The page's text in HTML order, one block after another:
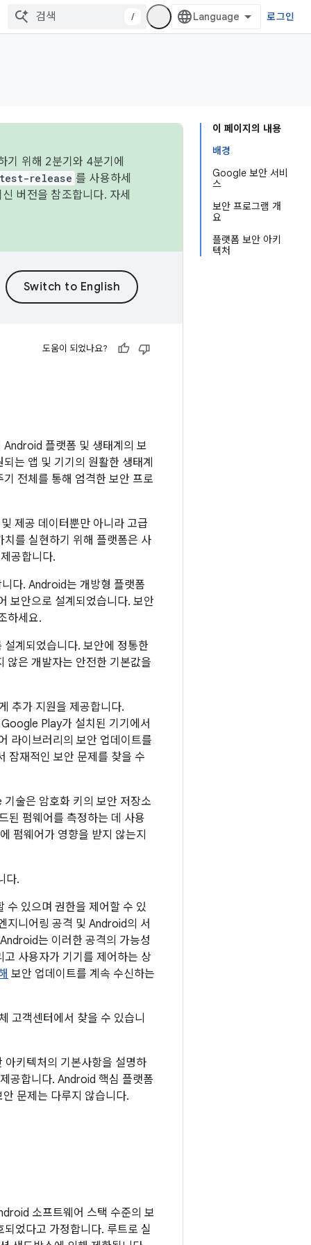
/ 로그인
이 페이지의 내용
배경
Google 보안 서비
스
보안 프로그램 개
요
플랫폼 보안 아키
텍처
기 위해 2분기와 4분기에
release 를 사용하세
버전을 참조합니다. 자세
도움이 되었나요?
플랫폼 및 생태계의 보
는 앱 및 기기의 원활한 생태계
전체를 통해 엄격한 보안 프로
제공 데이터뿐만 아니라 고급
를 실현하기 위해 플랫폼은 사
공합니다.
다. Android는 개방형 플랫폼
보안으로 설계되었습니다. 보안
하세요.
계되었습니다. 보안에 정통한
않은 개발자는 안전한 기본값을
추가 지원을 제공합니다.
Play가 설치된 기기에서
라이브러리의 보안 업데이트를
잠재적인 보안 문제를 찾을 수
술은 암호화 키의 보안 저장소
된 펌웨어를 측정하는 데 사용
펌웨어가 영향을 받지 않는지
다.
수 있으며 권한을 제어할 수 있
지니어링 공격 및 Android의 서
는 이러한 공격의 가능성
사용자가 기기를 제어하는 상
보안 업데이트를 계속 수신하는
고객센터에서 찾을 수 있습니
키텍처의 기본사항을 설명하
공합니다. Android 핵심 플랫폼
문제는 다루지 않습니다.
소프트웨어 스택 수준의 보
었다고 가정합니다. 루트로 실